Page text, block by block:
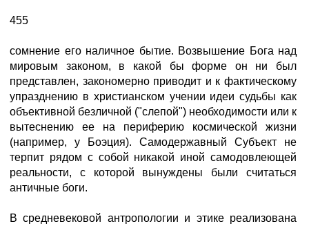
455
сомнение его наличное бытие. Возвышение Бога над
мировым законом, в какой бы форме он ни был
представлен, закономерно приводит и к фактическому
упразднению в христианском учении идеи судьбы как
объективной безличной ("слепой") необходимости или к
вытеснению ее на периферию космической жизни
(например, у Боэция). Самодержавный Субъект не
терпит рядом с собой никакой иной самодовлеющей
реальности, с которой вынуждены были считаться
античные боги.
В средневековой антропологии и этике реализована